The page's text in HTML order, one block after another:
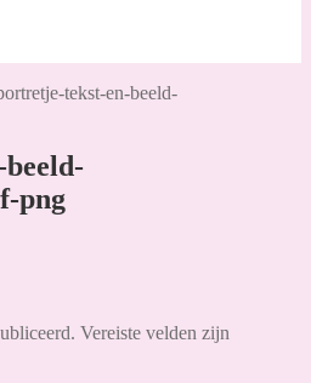
tekst-en-beeld-
png
Vereiste velden zijn